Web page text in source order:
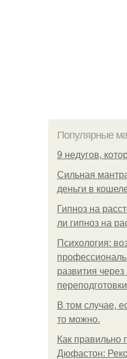
Популярные
9 недугов,
Сильная
деньги в
Гипноз на
ли гипноз на
Психология:
развития
переподготовки
В том случае,
то можно.
Как правильно
Дюфастон: